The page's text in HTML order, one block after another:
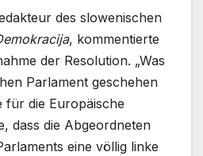
des slowenischen
, kommentierte
der Resolution. „Was
Parlament geschehen
für die Europäische
dass die Abgeordneten
eine völlig linke